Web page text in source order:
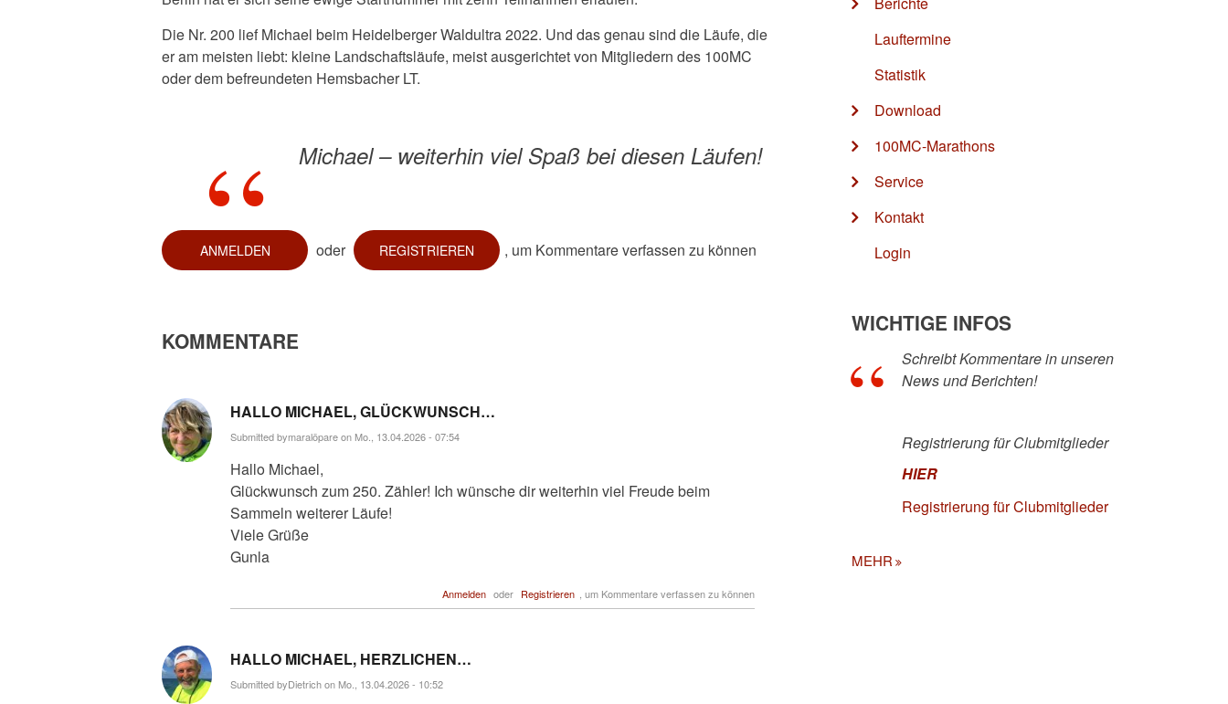
Die Nr. 200 lief Michael beim Heidelberger Waldultra 2022. Und das genau sind die Läufe, die
er am meisten liebt: kleine Landschaftsläufe, meist ausgerichtet von Mitgliedern des 100MC
oder dem befreundeten Hemsbacher LT.
Michael – weiterhin viel Spaß bei diesen Läufen!
ANMELDEN oder REGISTRIEREN , um Kommentare verfassen zu können
KOMMENTARE
HALLO MICHAEL, GLÜCKWUNSCH…
Submitted bymaralöpareon Mo., 13.04.2026 - 07:54
Hallo Michael,
Glückwunsch zum 250. Zähler! Ich wünsche dir weiterhin viel Freude beim
Sammeln weiterer Läufe!
Viele Grüße
Gunla
Anmelden oder Registrieren , um Kommentare verfassen zu können
HALLO MICHAEL, HERZLICHEN…
Submitted byDietrichon Mo., 13.04.2026 - 10:52
Lauftermine
Statistik
Download
100MC-Marathons
Service
Kontakt
Login
WICHTIGE INFOS
Schreibt Kommentare in unseren
News und Berichten!
Registrierung für Clubmitglieder
HIER
Registrierung für Clubmitglieder
MEHR